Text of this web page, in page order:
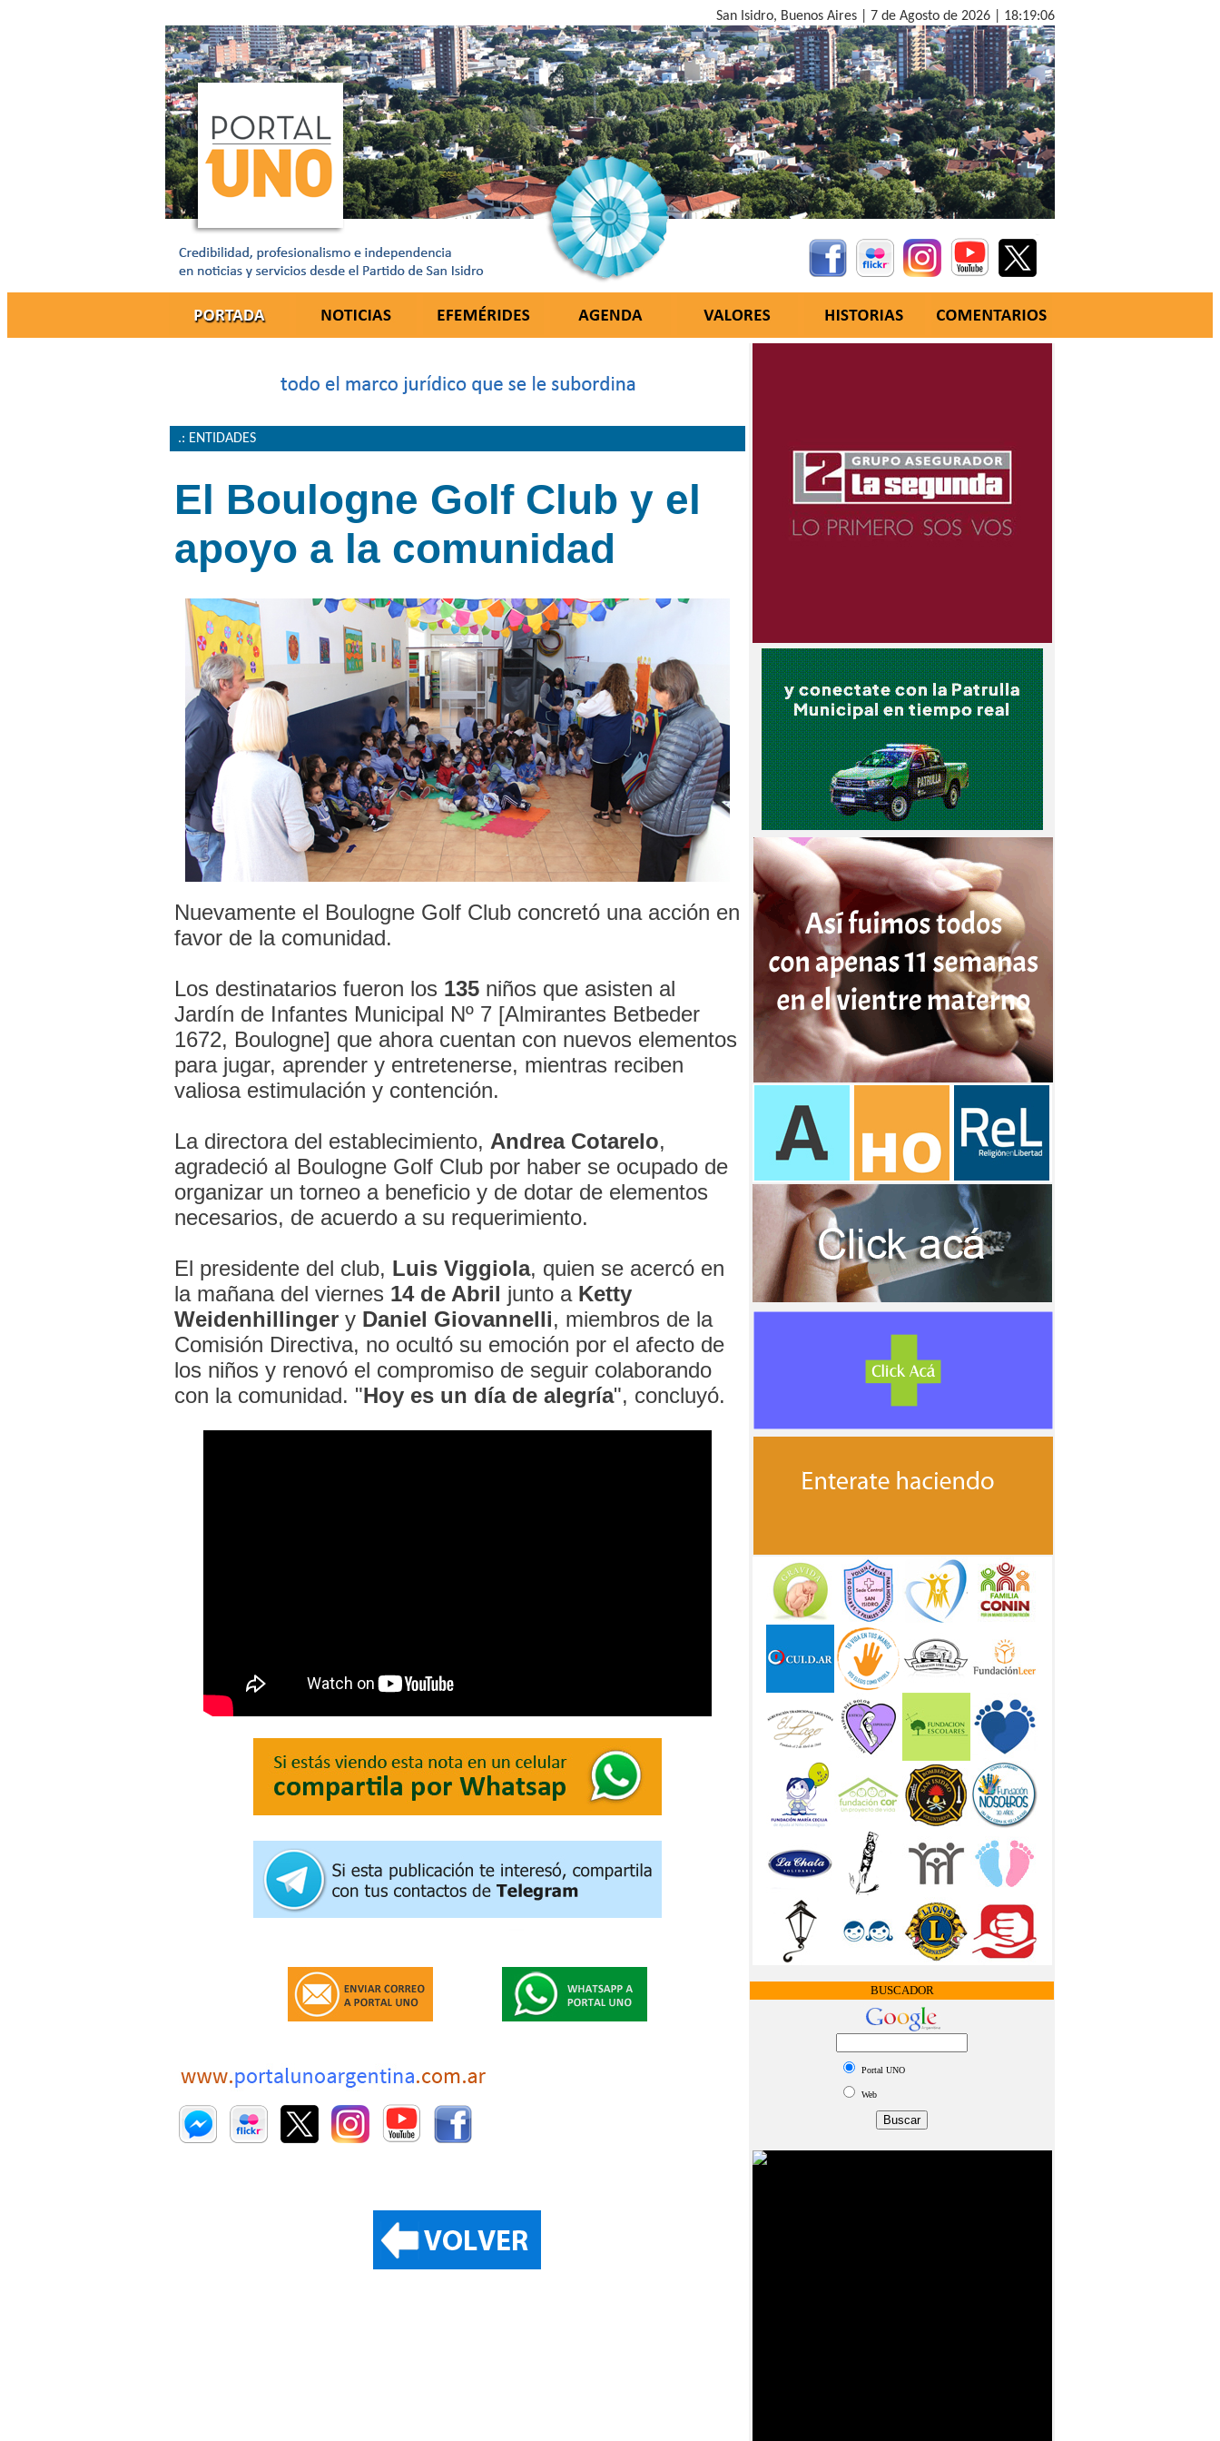
San Isidro, Buenos Aires | 7 de Agosto de 2026 | 18:19:07
.: ENTIDADES
El Boulogne Golf Club y el
apoyo a la comunidad
Nuevamente el Boulogne Golf Club concretó una acción en
favor de la comunidad.
Los destinatarios fueron los 135niños que asisten al
Jardín de Infantes Municipal Nº 7 [Almirantes Betbeder
1672, Boulogne] que ahora cuentan con nuevos elementos
para jugar, aprender y entretenerse, mientras reciben
valiosa estimulación y contención.
La directora del establecimiento, Andrea Cotarelo,
agradeció al Boulogne Golf Club por haber se ocupado de
organizar un torneo a beneficio y de dotar de elementos
necesarios, de acuerdo a su requerimiento.
El presidente del club, Luis Viggiola, quien se acercó en
la mañana del viernes 14 de Abril junto a Ketty
Weidenhillingery Daniel Giovannelli, miembros de la
Comisión Directiva, no ocultó su emoción por el afecto de
los niños y renovó el compromiso de seguir colaborando
con la comunidad. "Hoy es un día de alegría", concluyó.
BUSCADOR
Portal UNO
Web